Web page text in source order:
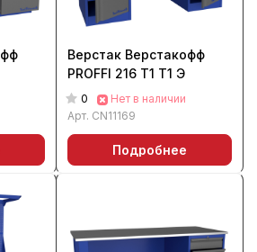
Верстак Верстакофф
PROFFI 216 Т1 Т1 Э
0
Нет в наличии
Арт. CN11169
Подробнее